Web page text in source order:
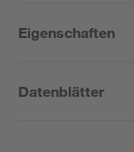
Eigenschaften
Datenblätter